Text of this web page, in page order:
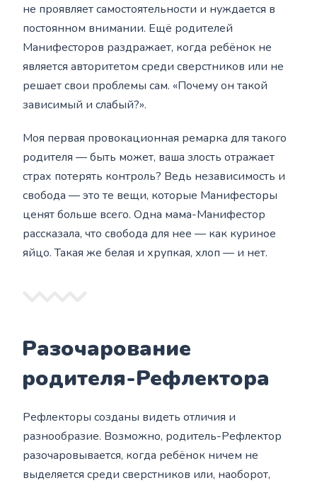
не проявляет самостоятельности и нуждается в
постоянном внимании. Ещё родителей
Манифесторов раздражает, когда ребёнок не
является авторитетом среди сверстников или не
решает свои проблемы сам. «Почему он такой
зависимый и слабый?».
Моя первая провокационная ремарка для такого
родителя — быть может, ваша злость отражает
страх потерять контроль? Ведь независимость и
свобода — это те вещи, которые Манифесторы
ценят больше всего. Одна мама-Манифестор
рассказала, что свобода для нее — как куриное
яйцо. Такая же белая и хрупкая, хлоп — и нет.
Разочарование
родителя-Рефлектора
Рефлекторы созданы видеть отличия и
разнообразие. Возможно, родитель-Рефлектор
разочаровывается, когда ребёнок ничем не
выделяется среди сверстников или, наоборот,